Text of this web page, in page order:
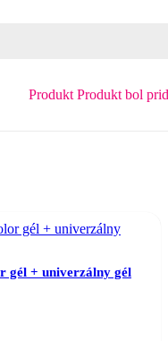
Produkt Produkt bol
gél + univerzálny gél